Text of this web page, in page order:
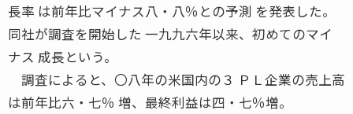
長率 は前年比マイナス八・八％との予測 を発表した。
同社が調査を開始した 一九九六年以来、初めてのマイ
ナス 成長という。
調査によると、〇八年の米国内の３ ＰＬ企業の売上高
は前年比六・七％ 増、最終利益は四・七％増。